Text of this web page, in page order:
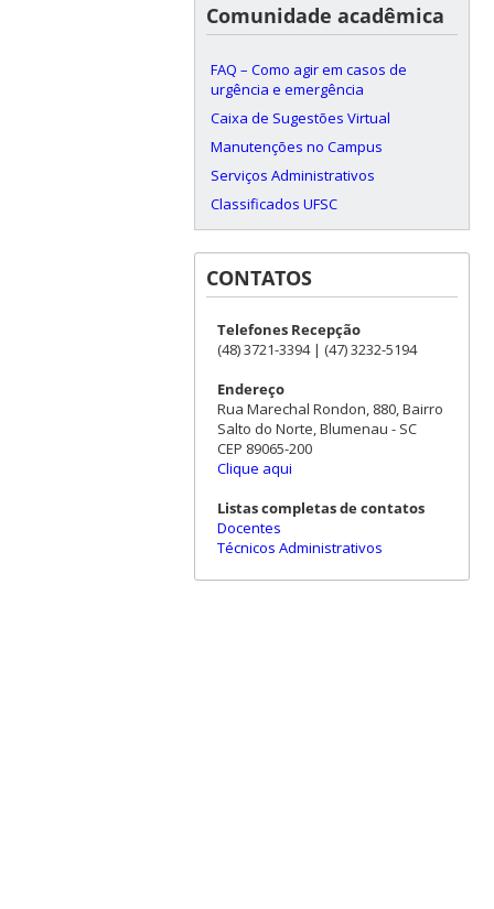
Comunidade acadêmica
FAQ – Como agir em casos de
urgência e emergência
Caixa de Sugestões Virtual
Manutenções no Campus
Serviços Administrativos
Classificados UFSC
CONTATOS
Telefones Recepção
(48) 3721-3394 | (47) 3232-5194
Endereço
Rua Marechal Rondon, 880, Bairro
Salto do Norte, Blumenau - SC
CEP 89065-200
Clique aqui
Listas completas de contatos
Docentes
Técnicos Administrativos